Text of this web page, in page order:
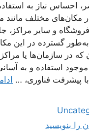
احساس نیاز به
مکان‌های مختلف مانند
فروشگاه و سایر
به‌طور گسترده در این
که در سازمان‌ها یا
استفاده و به
پیشرفت فناوری، …
را بنویسید